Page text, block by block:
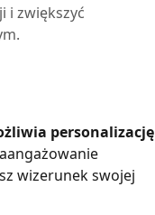
i zwiększyć
personalizację
wizerunek swojej